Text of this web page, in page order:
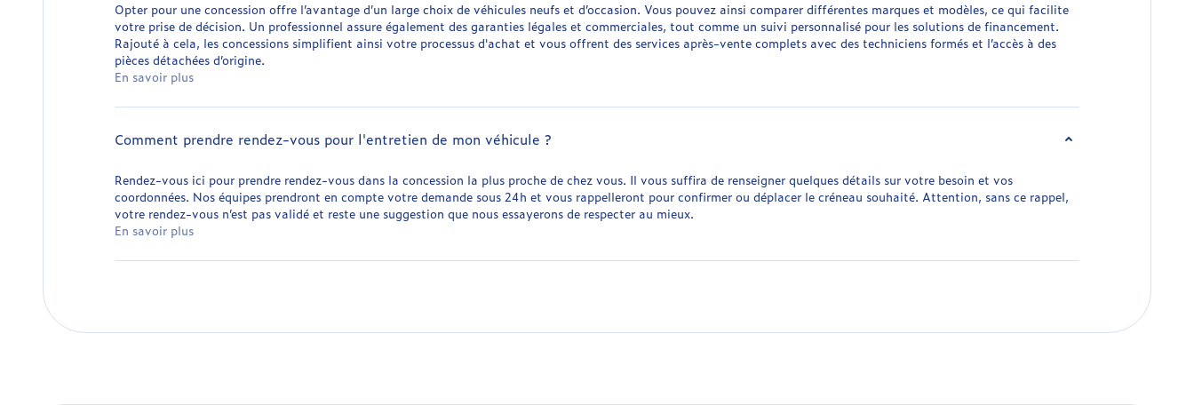
Opter pour une concession offre l’avantage d’un large choix de véhicules neufs et d’occasion. Vous pouvez ainsi comparer différentes marques et modèles, ce qui facilite
votre prise de décision. Un professionnel assure également des garanties légales et commerciales, tout comme un suivi personnalisé pour les solutions de financement.
Rajouté à cela, les concessions simplifient ainsi votre processus d'achat et vous offrent des services après-vente complets avec des techniciens formés et l’accès à des
pièces détachées d’origine.
En savoir plus
Comment prendre rendez-vous pour l'entretien de mon véhicule ?
Rendez-vous ici pour prendre rendez-vous dans la concession la plus proche de chez vous. Il vous suffira de renseigner quelques détails sur votre besoin et vos
coordonnées. Nos équipes prendront en compte votre demande sous 24h et vous rappelleront pour confirmer ou déplacer le créneau souhaité. Attention, sans ce rappel,
votre rendez-vous n’est pas validé et reste une suggestion que nous essayerons de respecter au mieux.
En savoir plus